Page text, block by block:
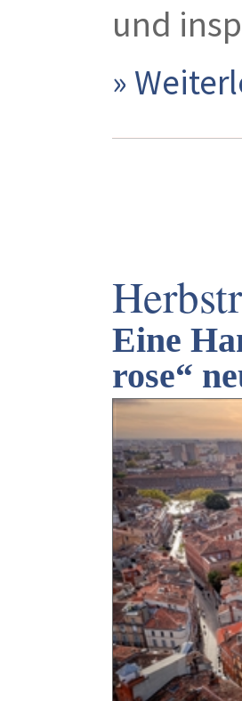
und
»
Eine
rose“